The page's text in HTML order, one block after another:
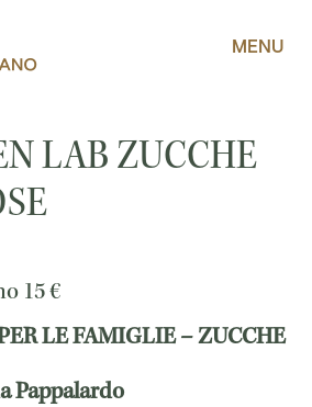
MENU
LAB ZUCCHE
15€
LE FAMIGLIE – ZUCCHE
Pappalardo